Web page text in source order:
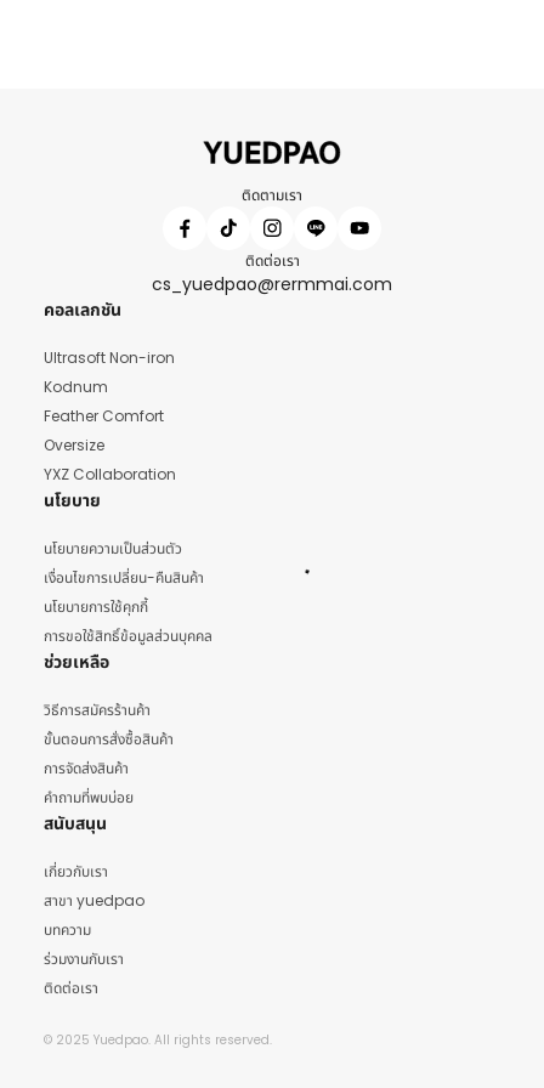
ติดตามเรา
ติดต่อเรา
cs_yuedpao@rermmai.com
คอลเลกชัน
Ultrasoft Non-iron
Kodnum
Feather Comfort
Oversize
YXZ Collaboration
นโยบาย
นโยบายความเป็นส่วนตัว
เงื่อนไขการเปลี่ยน-คืนสินค้า
นโยบายการใช้คุกกี้
การขอใช้สิทธิ์ข้อมูลส่วนบุคคล
ช่วยเหลือ
วิธีการสมัครร้านค้า
ขั้นตอนการสั่งซื้อสินค้า
การจัดส่งสินค้า
คำถามที่พบบ่อย
สนับสนุน
เกี่ยวกับเรา
สาขา yuedpao
บทความ
ร่วมงานกับเรา
ติดต่อเรา
© 2025 Yuedpao. All rights reserved.